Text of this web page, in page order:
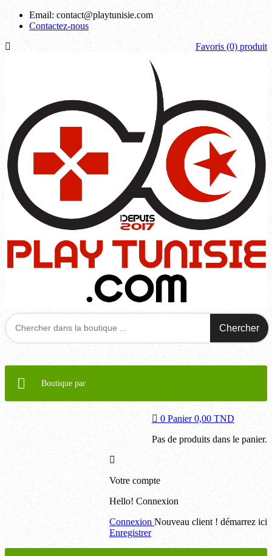
Email: contact@playtunisie.com
Contactez-nous
Favoris (0) produit
Chercher
Boutique par
0 Panier 0,00 TND
Pas de produits dans le panier.
Votre compte
Hello! Connexion
Connexion Nouveau client ! démarrez ici
Enregistrer